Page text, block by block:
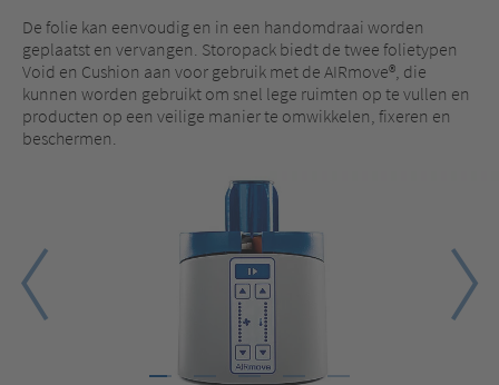
De folie kan eenvoudig en in een handomdraai worden
geplaatst en vervangen. Storopack biedt de twee folietypen
Void en Cushion aan voor gebruik met de AIRmove®, die
kunnen worden gebruikt om snel lege ruimten op te vullen en
producten op een veilige manier te omwikkelen, fixeren en
beschermen.